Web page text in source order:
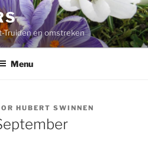
Truiden en omstreken
Menu
HUBERT SWINNEN